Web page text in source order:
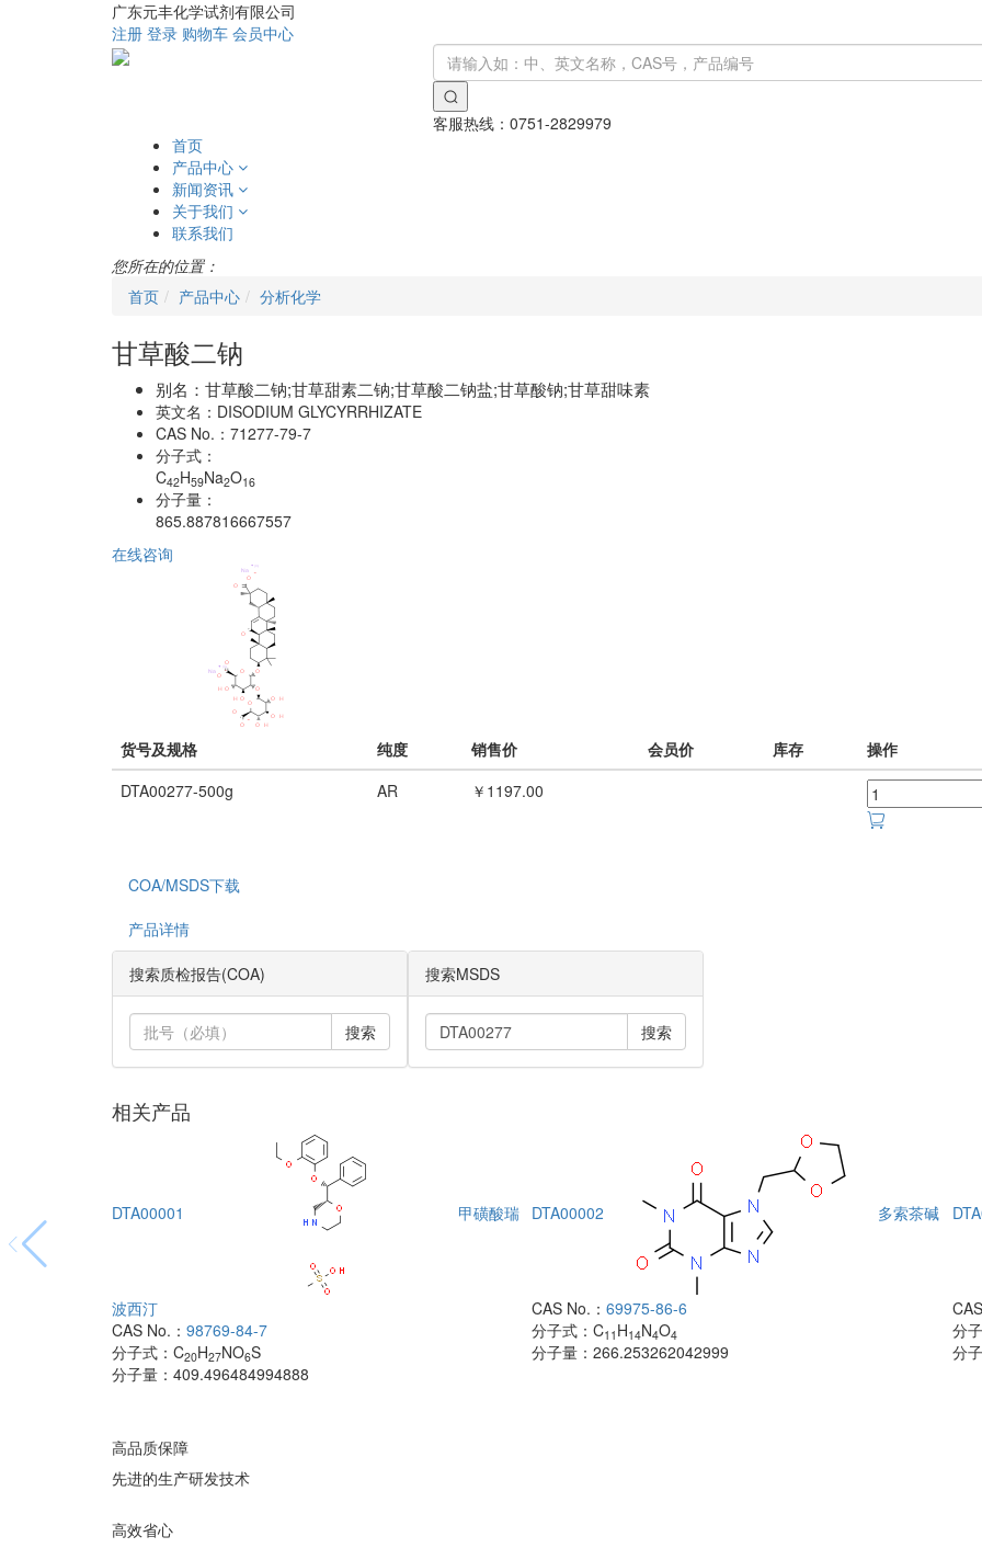
广东元丰化学试剂有限公司
注册 登录 购物车 会员中心
客服热线： 0751-2829979
首页
产品中心
新闻资讯
关于我们
联系我们
您所在的位置：
首页
产品中心 分析化学
甘草酸二钠
别名： 甘草酸二钠;甘草甜素二钠;甘草酸二钠盐;甘草酸钠;甘草甜味素
英文名： DISODIUM GLYCYRRHIZATE
CAS No.： 71277-79-7
分子式：
C42H59Na2O16
分子量：
865.887816667557
在线咨询
货号及规格 纯度 销售价 会员价 库存
操作
DTA00277-500g
AR ￥1197.00
COA/MSDS下载
产品详情
搜索质检报告(COA)
搜索
搜索MSDS
搜索
相关产品
DTA00001 甲磺酸瑞
波西汀
CAS No.： 98769-84-7
分子式： C20H27NO6S
分子量： 409.496484994888
DTA00002 多索茶碱
CAS No.：69975-86-6
分子式：C11 H14N4O4
分子量：266.253262042999
分
分
高品质保障
先进的生产研发技术
高效省心